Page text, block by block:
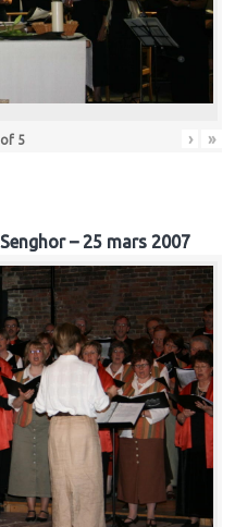
of 5 › »
– 25 mars 2007